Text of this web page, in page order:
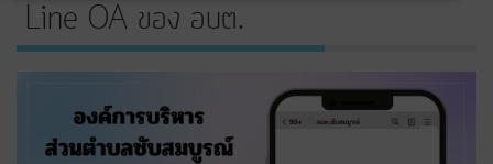
Line OA ของ อบต.